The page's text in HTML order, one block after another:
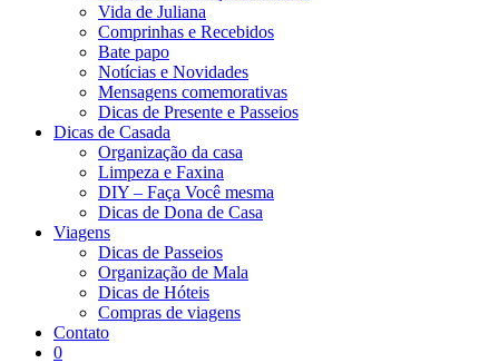
Vida de Juliana
Comprinhas e Recebidos
Bate papo
Notícias e Novidades
Mensagens comemorativas
Dicas de Presente e Passeios
Dicas de Casada
Organização da casa
Limpeza e Faxina
DIY – Faça Você mesma
Dicas de Dona de Casa
Viagens
Dicas de Passeios
Organização de Mala
Dicas de Hóteis
Compras de viagens
Contato
0